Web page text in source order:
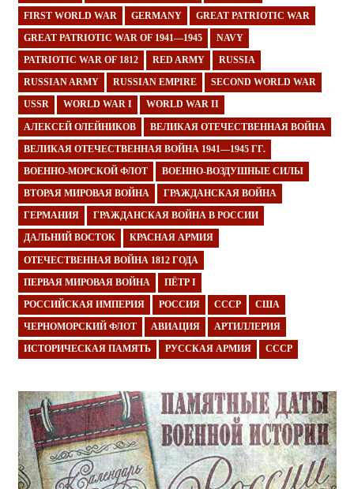
FIRST WORLD WAR GERMANY GREAT PATRIOTIC WAR
GREAT PATRIOTIC WAR OF 1941—1945 NAVY
PATRIOTIC WAR OF 1812 RED ARMY RUSSIA
RUSSIAN ARMY RUSSIAN EMPIRE SECOND WORLD WAR
USSR WORLD WAR I WORLD WAR II
АЛЕКСЕЙ ОЛЕЙНИКОВ ВЕЛИКАЯ ОТЕЧЕСТВЕННАЯ ВОЙНА
ВЕЛИКАЯ ОТЕЧЕСТВЕННАЯ ВОЙНА 1941—1945 ГГ.
ВОЕННО-МОРСКОЙ ФЛОТ ВОЕННО-ВОЗДУШНЫЕ СИЛЫ
ВТОРАЯ МИРОВАЯ ВОЙНА ГРАЖДАНСКАЯ ВОЙНА
ГЕРМАНИЯ ГРАЖДАНСКАЯ ВОЙНА В РОССИИ
ДАЛЬНИЙ ВОСТОК КРАСНАЯ АРМИЯ
ОТЕЧЕСТВЕННАЯ ВОЙНА 1812 ГОДА
ПЕРВАЯ МИРОВАЯ ВОЙНА ПЁТР I
РОССИЙСКАЯ ИМПЕРИЯ РОССИЯ СССР США
ЧЕРНОМОРСКИЙ ФЛОТ АВИАЦИЯ АРТИЛЛЕРИЯ
ИСТОРИЧЕСКАЯ ПАМЯТЬ РУССКАЯ АРМИЯ СССР